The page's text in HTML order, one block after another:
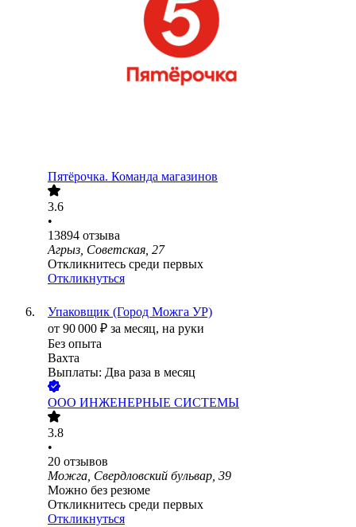
Пятёрочка. Команда магазинов
3.6
•
13894 отзыва
Агрыз, Советская, 27
Откликнитесь среди первых
Откликнуться
Упаковщик (Город Можга УР)
от 90 000 ₽ за месяц, на руки
Без опыта
Вахта
Выплаты: Два раза в месяц
ООО ИНЖЕНЕРНЫЕ СИСТЕМЫ
3.8
•
20 отзывов
Можга, Свердловский бульвар, 39
Можно без резюме
Откликнитесь среди первых
Откликнуться